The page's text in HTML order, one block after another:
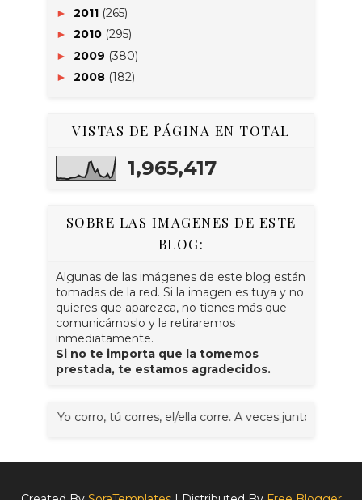
► 2011 (265)
► 2010 (295)
► 2009 (380)
► 2008 (182)
VISTAS DE PÁGINA EN TOTAL
1,965,417
SOBRE LAS IMAGENES DE ESTE
BLOG:
Algunas de las imágenes de este blog están
tomadas de la red. Si la imagen es tuya y no
quieres que aparezca, no tienes más que
comunicárnoslo y la retiraremos
inmediatamente.
Si no te importa que la tomemos
prestada, te estamos agradecidos.
Yo corro, tú corres, el/ella corre. A veces juntos, nosotr@s
Created BySoraTemplates| Distributed ByFree Blogger